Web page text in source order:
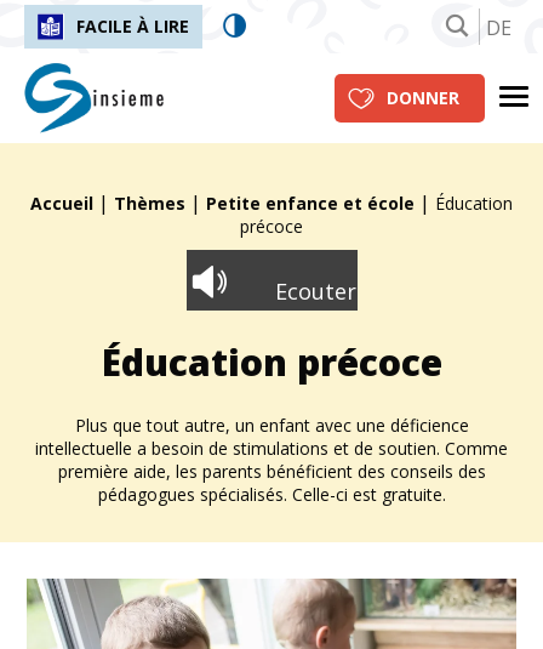
FACILE À LIRE DE
insieme.ch
DONNER
Fil d'Ariane :
Accueil | Thèmes | Petite enfance et école | Éducation
précoce
Ecouter
Éducation précoce
Plus que tout autre, un enfant avec une déficience
intellectuelle a besoin de stimulations et de soutien. Comme
première aide, les parents bénéficient des conseils des
pédagogues spécialisés. Celle-ci est gratuite.